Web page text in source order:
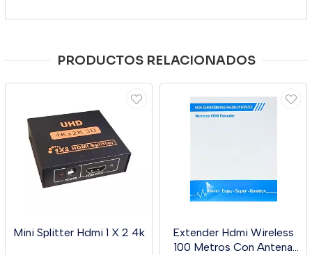
PRODUCTOS RELACIONADOS
Mini Splitter Hdmi 1 X 2 4k
Extender Hdmi Wireless
100 Metros Con Antena